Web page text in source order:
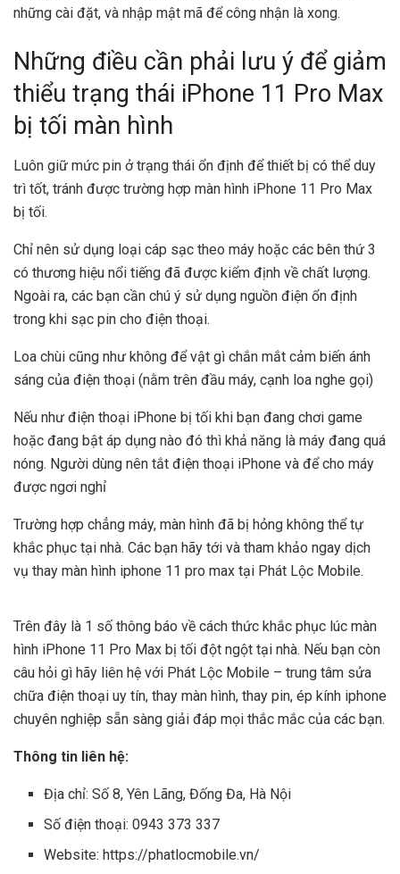
những cài đặt, và nhập mật mã để công nhận là xong.
Những điều cần phải lưu ý để giảm
thiểu trạng thái iPhone 11 Pro Max
bị tối màn hình
Luôn giữ mức pin ở trạng thái ổn định để thiết bị có thể duy
trì tốt, tránh được trường hợp màn hình iPhone 11 Pro Max
bị tối.
Chỉ nên sử dụng loại cáp sạc theo máy hoặc các bên thứ 3
có thương hiệu nổi tiếng đã được kiểm định về chất lượng.
Ngoài ra, các bạn cần chú ý sử dụng nguồn điện ổn định
trong khi sạc pin cho điện thoại.
Loa chùi cũng như không để vật gì chắn mắt cảm biến ánh
sáng của điện thoại (nằm trên đầu máy, cạnh loa nghe gọi)
Nếu như điện thoại iPhone bị tối khi bạn đang chơi game
hoặc đang bật áp dụng nào đó thì khả năng là máy đang quá
nóng. Người dùng nên tắt điện thoại iPhone và để cho máy
được ngơi nghỉ
Trường hợp chẳng máy, màn hình đã bị hỏng không thể tự
khắc phục tại nhà. Các bạn hãy tới và tham khảo ngay dịch
vụ thay màn hình iphone 11 pro max tại Phát Lộc Mobile.
Trên đây là 1 số thông báo về cách thức khắc phục lúc màn
hình iPhone 11 Pro Max bị tối đột ngột tại nhà. Nếu bạn còn
câu hỏi gì hãy liên hệ với Phát Lộc Mobile – trung tâm sửa
chữa điện thoại uy tín, thay màn hình, thay pin, ép kính iphone
chuyên nghiệp sẵn sàng giải đáp mọi thắc mắc của các bạn.
Thông tin liên hệ:
Địa chỉ: Số 8, Yên Lãng, Đống Đa, Hà Nội
Số điện thoại: 0943 373 337
Website: https://phatlocmobile.vn/